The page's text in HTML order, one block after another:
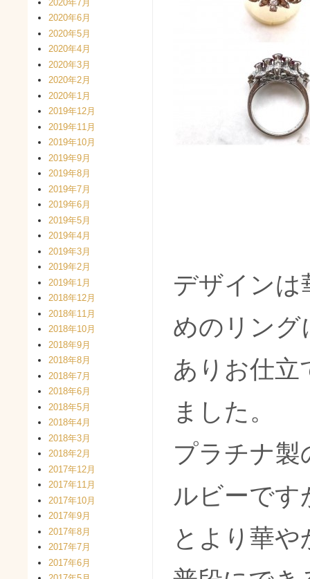
デザインは
めのリング
ありお仕立
ました。
プラチナ製
ルビーです
とより華
2020年7月
2020年6月
2020年5月
2020年4月
2020年3月
2020年2月
2020年1月
2019年12月
2019年11月
2019年10月
2019年9月
2019年8月
2019年7月
2019年6月
2019年5月
2019年4月
2019年3月
2019年2月
2019年1月
2018年12月
2018年11月
2018年10月
2018年9月
2018年8月
2018年7月
2018年6月
2018年5月
2018年4月
2018年3月
2018年2月
2017年12月
2017年11月
2017年10月
2017年9月
2017年8月
2017年7月
2017年6月